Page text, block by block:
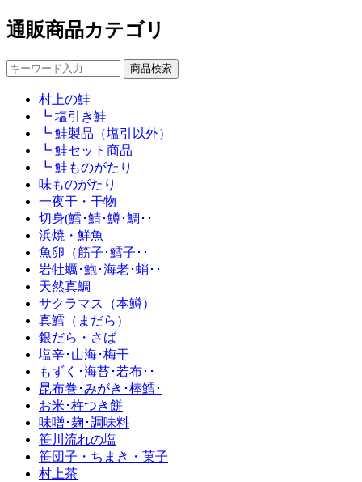
通販商品カテゴリ
村上の鮭
┗ 塩引き鮭
┗ 鮭製品（塩引以外）
┗ 鮭セット商品
┗ 鮭ものがたり
味ものがたり
一夜干・干物
切身(鱈･鯖･鱒･鯛･･
浜焼・鮮魚
魚卵（筋子･鱈子･･
岩牡蠣･鮑･海老･蛸･･
天然真鯛
サクラマス（本鱒）
真鱈（まだら）
銀だら・さば
塩辛･山海･梅干
もずく･海苔･若布･･
昆布巻･みがき･棒鱈･
お米･杵つき餅
味噌･麹･調味料
笹川流れの塩
笹団子・ちまき・菓子
村上茶